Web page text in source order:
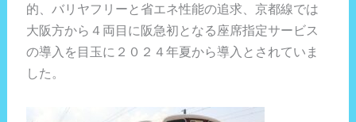
的、バリヤフリーと省エネ性能の追求、京都線では
大阪方から４両目に阪急初となる座席指定サービス
の導入を目玉に２０２４年夏から導入とされていま
した。